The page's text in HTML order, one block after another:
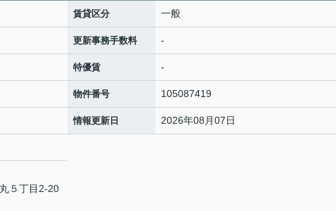
賃貸区分 一般
更新事務手数料 -
特優賃 -
物件番号 105087419
情報更新日 2026年08月07日
５丁目2-20